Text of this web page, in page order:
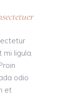
mi ligula,
odio
et